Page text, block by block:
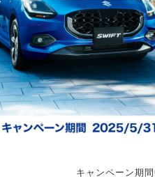
キャンペーン期